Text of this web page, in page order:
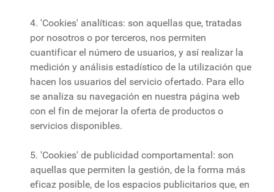
4. 'Cookies' analíticas: son aquellas que, tratadas
por nosotros o por terceros, nos permiten
cuantificar el número de usuarios, y así realizar la
medición y análisis estadístico de la utilización que
hacen los usuarios del servicio ofertado. Para ello
se analiza su navegación en nuestra página web
con el fin de mejorar la oferta de productos o
servicios disponibles.
5. 'Cookies' de publicidad comportamental: son
aquellas que permiten la gestión, de la forma más
eficaz posible, de los espacios publicitarios que, en